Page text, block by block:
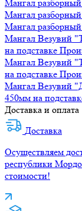
Мангал
Мангал
Мангал
Мангал Везувий
на подставке
Мангал Везувий
на подставке
Мангал Везувий
450мм на
Доставка и оплата
Доставка
Осуществляем
республики
стоимости!